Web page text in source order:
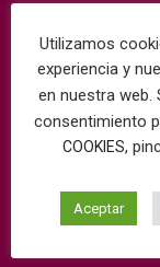
Utilizamos
experiencia y
en nuestra web.
consentimiento
COOKIES,
Aceptar